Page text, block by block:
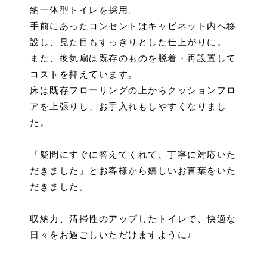
納一体型トイレを採用。
手前にあったコンセントはキャビネット内へ移
設し、見た目もすっきりとした仕上がりに。
また、換気扇は既存のものを脱着・再設置して
コストを抑えています。
床は既存フローリングの上からクッションフロ
アを上張りし、お手入れもしやすくなりまし
た。
「疑問にすぐに答えてくれて、丁寧に対応いた
だきました」とお客様から嬉しいお言葉をいた
だきました。
収納力、清掃性のアップしたトイレで、快適な
日々をお過ごしいただけますように♩